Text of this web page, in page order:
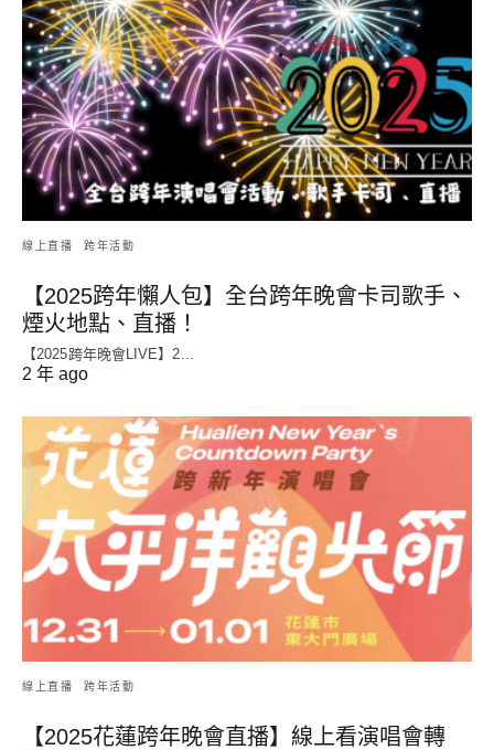
線上直播 跨年活動
【2025跨年懶人包】全台跨年晚會卡司歌手、
煙火地點、直播！
【2025跨年晚會LIVE】2...
2 年 ago
線上直播 跨年活動
【2025花蓮跨年晚會直播】線上看演唱會轉